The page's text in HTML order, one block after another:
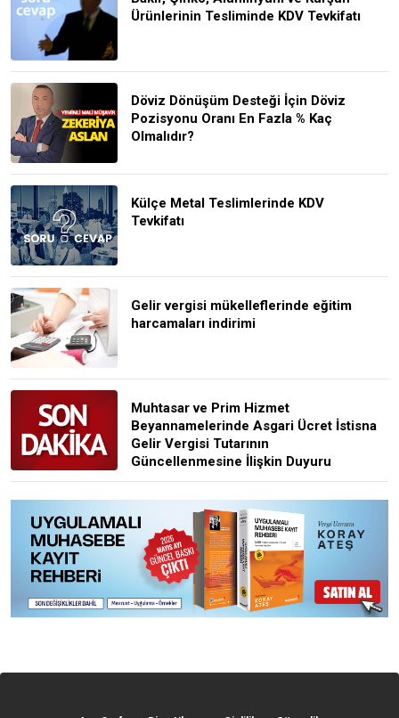
Ürünlerinin Tesliminde KDV Tevkifatı
Döviz Dönüşüm Desteği İçin Döviz
Pozisyonu Oranı En Fazla % Kaç
Olmalıdır?
Külçe Metal Teslimlerinde KDV
Tevkifatı
Gelir vergisi mükelleflerinde eğitim
harcamaları indirimi
Muhtasar ve Prim Hizmet
Beyannamelerinde Asgari Ücret İstisna
Gelir Vergisi Tutarının
Güncellenmesine İlişkin Duyuru